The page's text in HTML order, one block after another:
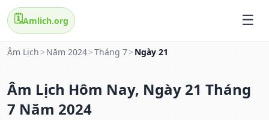
🗓️Amlich.org
Âm Lịch > Năm 2024>Tháng 7> Ngày 21
Âm Lịch Hôm Nay, Ngày 21 Tháng
7 Năm 2024